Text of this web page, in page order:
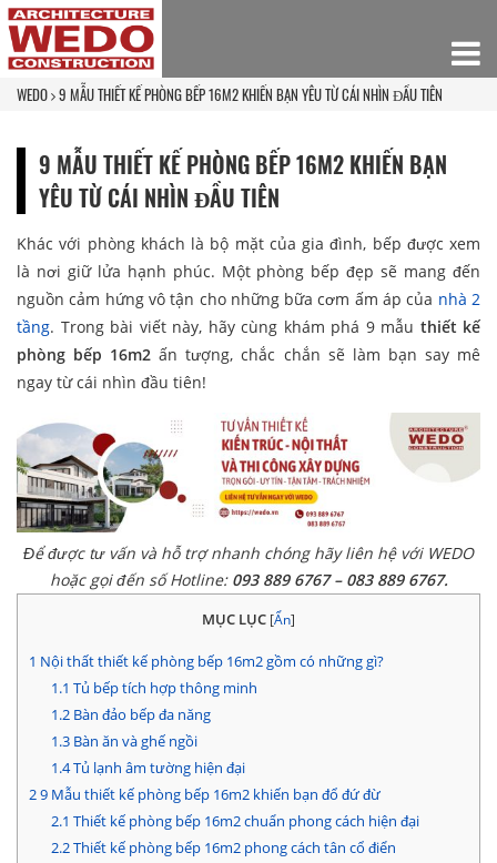
WEDO 9 MẪU THIẾT KẾ PHÒNG BẾP 16M2 KHIẾN BẠN YÊU TỪ CÁI NHÌN ĐẦU TIÊN
9 MẪU THIẾT KẾ PHÒNG BẾP 16M2 KHIẾN BẠN
YÊU TỪ CÁI NHÌN ĐẦU TIÊN
Khác với phòng khách là bộ mặt của gia đình, bếp được xem
là nơi giữ lửa hạnh phúc. Một phòng bếp đẹp sẽ mang đến
nguồn cảm hứng vô tận cho những bữa cơm ấm áp của nhà 2
tầng. Trong bài viết này, hãy cùng khám phá 9 mẫu thiết kế
phòng bếp 16m2 ấn tượng, chắc chắn sẽ làm bạn say mê
ngay từ cái nhìn đầu tiên!
Để được tư vấn và hỗ trợ nhanh chóng hãy liên hệ với WEDO
hoặc gọi đến số Hotline: 093 889 6767 – 083 889 6767.
MỤC LỤC [Ẩn]
1 Nội thất thiết kế phòng bếp 16m2 gồm có những gì?
1.1 Tủ bếp tích hợp thông minh
1.2Bàn đảo bếp đa năng
1.3Bàn ăn và ghế ngồi
1.4Tủ lạnh âm tường hiện đại
29 Mẫu thiết kế phòng bếp 16m2 khiến bạn đổ đứ đừ
2.1 Thiết kế phòng bếp 16m2 chuẩn phong cách hiện đại
2.2Thiết kế phòng bếp 16m2 phong cách tân cổ điển